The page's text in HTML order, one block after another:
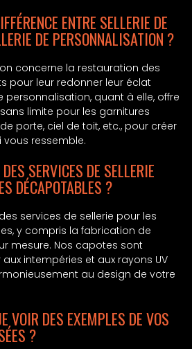
ENTRE SELLERIE DE
DE PERSONNALISATION ?
concerne la restauration des
pour leur redonner leur éclat
personnalisation, quant à elle, offre
limite pour les garnitures
porte, ciel de toit, etc., pour créer
vous ressemble.
SERVICES DE SELLERIE
DÉCAPOTABLES ?
services de sellerie pour les
y compris la fabrication de
mesure. Nos capotes sont
intempéries et aux rayons UV
au design de votre
VOIR DES EXEMPLES DE VOS
?